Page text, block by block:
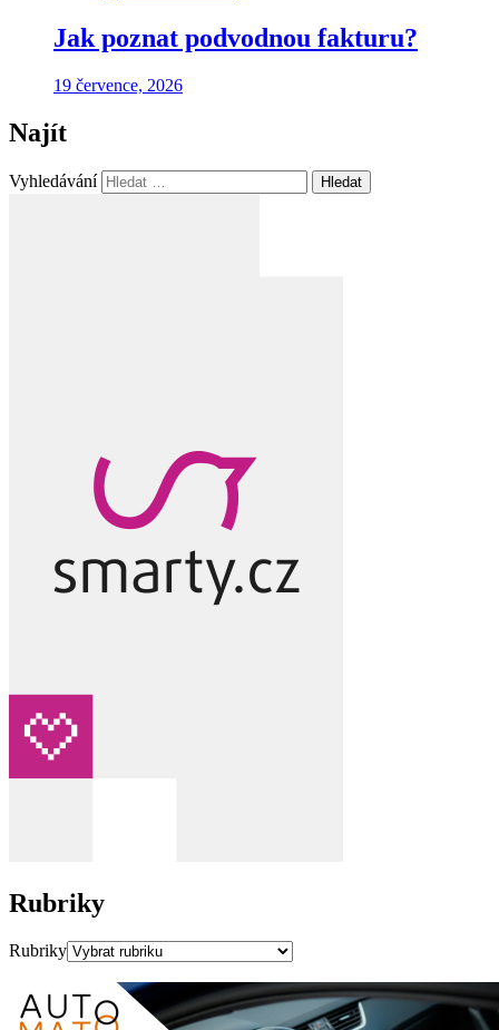
Jak poznat podvodnou fakturu?
19 července, 2026
Najít
Vyhledávání
Rubriky
Rubriky